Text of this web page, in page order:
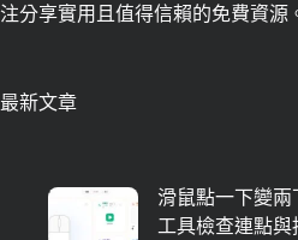
注分享實用且值得信賴的免費資源
最新文章
滑鼠點一下變
工具檢查連點與